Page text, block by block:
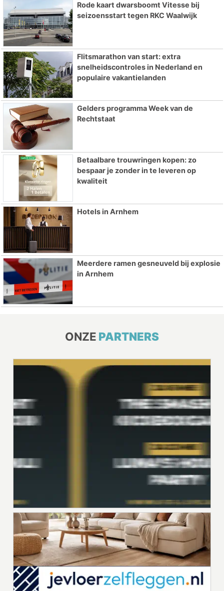
Rode kaart dwarsboomt Vitesse bij
seizoensstart tegen RKC Waalwijk
Flitsmarathon van start: extra
snelheidscontroles in Nederland en
populaire vakantielanden
Gelders programma Week van de
Rechtstaat
Betaalbare trouwringen kopen: zo
bespaar je zonder in te leveren op
kwaliteit
Hotels in Arnhem
Meerdere ramen gesneuveld bij explosie
in Arnhem
ONZE PARTNERS